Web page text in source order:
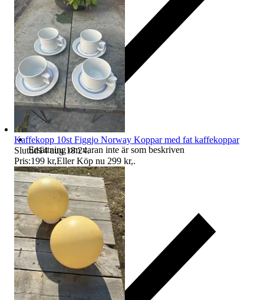
Ersättning om varan inte är som beskriven
Kaffekopp 10st Figgjo Norway Koppar med fat kaffekoppar
Sluttid14 aug 18:24.
Pris:199 kr,Eller Köp nu 299 kr,.